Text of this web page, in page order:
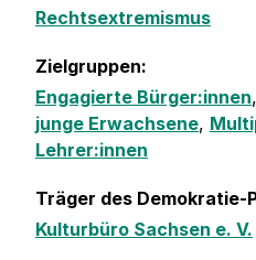
Rechtsextremismus
Zielgruppen:
Engagierte Bürger:innen,
junge Erwachsene,
Lehrer:innen
Träger des Demokratie-
Kulturbüro Sachsen e. V.